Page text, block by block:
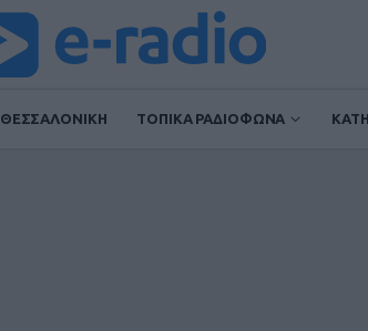
ΘΕΣΣΑΛΟΝΙΚΗ ΤΟΠΙΚΑ ΡΑΔΙΟΦΩΝΑ